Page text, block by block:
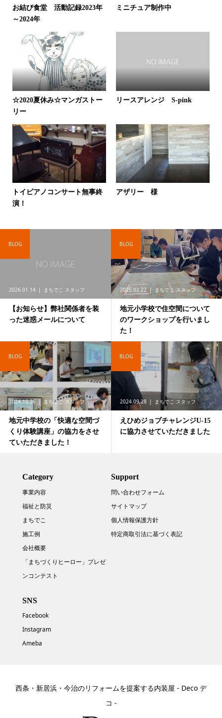
お結び食堂 活動記録2023年
～2024年
ミニチュア制作中
☆2020夏休み☆マンガストー
リー
リースアレンジ S-pink
トイピアノコンサート無事終
演！
アザリー 様
2026.01.14 まちでこ スタッフ
【お知らせ】弊社関係者を装
った迷惑メールについて
BLOG
2025.02.22 まちでこ スタッフ
地元小学校で住空間について
のワークショップを行いまし
た！
BLOG
2024.10.26 まちでこ スタッフ
地元中学校の「快適な空間づ
くり体験講座」の協力をさせ
ていただきました！
BLOG
2024.09.28 まちでこ スタッフ
えひめジョブチャレンジU-15
に協力させていただきました
BLOG
Category
事業内容
福祉と防災
まちでこ
施工例
会社概要
「まちづくりヒーロー」プレゼ
ンコンテスト
Support
問い合わせフォーム
サイトマップ
個人情報保護方針
特定商取引法に基づく表記
SNS
Facebook
Instagram
Ameba
西条・新居浜・今治のリフォームを提案する内装屋 - Deco デ
コ -